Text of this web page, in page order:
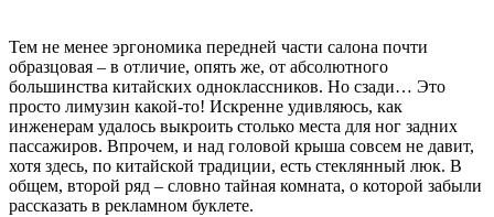
Тем не менее эргономика передней части салона почти
образцовая – в отличие, опять же, от абсолютного
большинства китайских одноклассников. Но сзади… Это
просто лимузин какой-то! Искренне удивляюсь, как
инженерам удалось выкроить столько места для ног задних
пассажиров. Впрочем, и над головой крыша совсем не давит,
хотя здесь, по китайской традиции, есть стеклянный люк. В
общем, второй ряд – словно тайная комната, о которой забыли
рассказать в рекламном буклете.